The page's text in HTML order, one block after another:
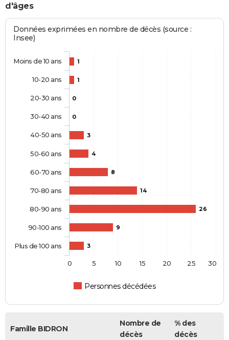
d'âges
Données exprimées en nombre de décès (source :
Insee)
1
1
0
0
3
4
8
14
26
9
3
Personnes décédées
Moins de 10 ans
10-20 ans
20-30 ans
30-40 ans
40-50 ans
50-60 ans
60-70 ans
70-80 ans
80-90 ans
90-100 ans
Plus de 100 ans
0 5 10 15 20 25 30
Famille BIDRON
Nombre de
décès
% des
décès